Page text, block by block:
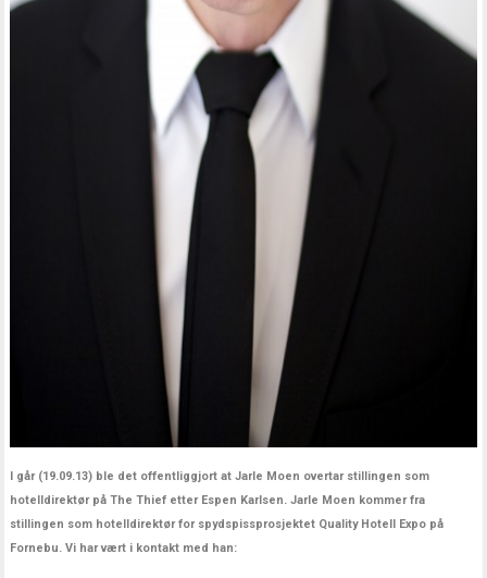
I går (19.09.13) ble det offentliggjort at Jarle Moen overtar stillingen som
hotelldirektør på The Thief etter Espen Karlsen. Jarle Moen kommer fra
stillingen som hotelldirektør for spydspissprosjektet Quality Hotell Expo på
Fornebu. Vi har vært i kontakt med han: